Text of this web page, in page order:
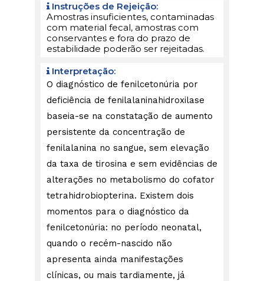
Instruções de Rejeição:
Amostras insuficientes, contaminadas
com material fecal, amostras com
conservantes e fora do prazo de
estabilidade poderão ser rejeitadas.
Interpretação:
O diagnóstico de fenilcetonúria por
deficiência de fenilalaninahidroxilase
baseia-se na constatação de aumento
persistente da concentração de
fenilalanina no sangue, sem elevação
da taxa de tirosina e sem evidências de
alterações no metabolismo do cofator
tetrahidrobiopterina. Existem dois
momentos para o diagnóstico da
fenilcetonúria: no período neonatal,
quando o recém-nascido não
apresenta ainda manifestações
clínicas, ou mais tardiamente, já